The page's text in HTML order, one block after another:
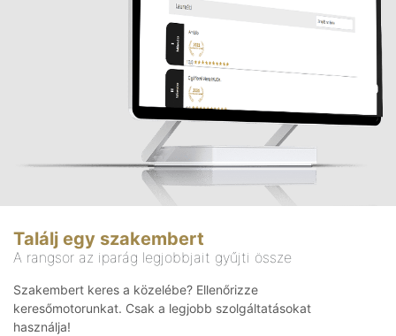
Találj egy szakembert
A rangsor az iparág legjobbjait gyűjti össze
Szakembert keres a közelébe? Ellenőrizze
keresőmotorunkat. Csak a legjobb szolgáltatásokat
használja!